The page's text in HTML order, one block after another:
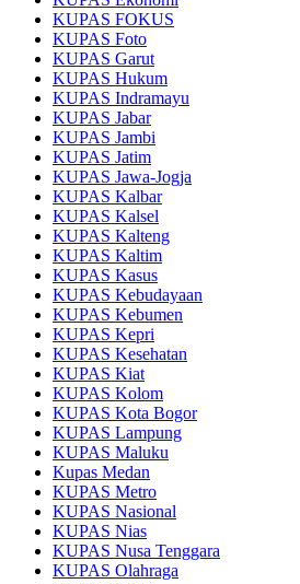
KUPAS FOKUS
KUPAS Foto
KUPAS Garut
KUPAS Hukum
KUPAS Indramayu
KUPAS Jabar
KUPAS Jambi
KUPAS Jatim
KUPAS Jawa-Jogja
KUPAS Kalbar
KUPAS Kalsel
KUPAS Kalteng
KUPAS Kaltim
KUPAS Kasus
KUPAS Kebudayaan
KUPAS Kebumen
KUPAS Kepri
KUPAS Kesehatan
KUPAS Kiat
KUPAS Kolom
KUPAS Kota Bogor
KUPAS Lampung
KUPAS Maluku
Kupas Medan
KUPAS Metro
KUPAS Nasional
KUPAS Nias
KUPAS Nusa Tenggara
KUPAS Olahraga